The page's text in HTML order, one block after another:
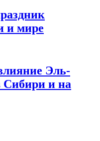
и мире
Эль-
Сибири и на